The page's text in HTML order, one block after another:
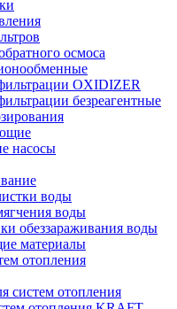
осмоса
OXIDIZER
безреагентные
насосы
воды
воды
обеззараживания воды
материалы
отопления
систем отопления